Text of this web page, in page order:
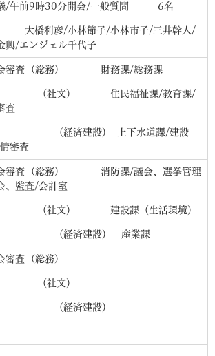
/午前9時30分開会/一般質問 6名
利彦/小林節子/小林市子/三井幹人/
興/エンジェル千代子
会審査 (総務) 財務課/総務課
文） 住民福祉課/教育課/
査
済建設） 上下水道課/建設
審査
審査 (総務) 消防課/議会、選挙管理
、監査/会計室
文） 建設課（生活環境）
済建設） 産業課
会審査 (総務)
社文）
経済建設）